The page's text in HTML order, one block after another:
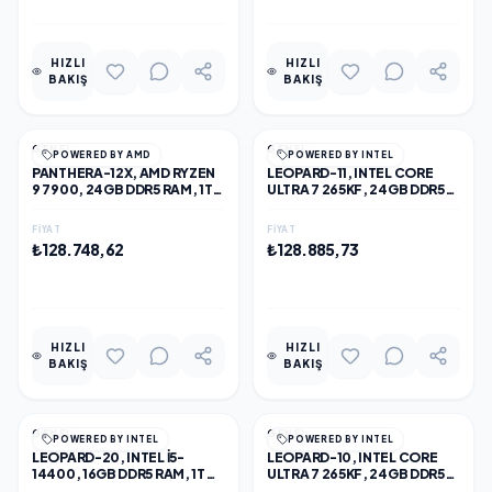
HIZLI
BAKIŞ
HIZLI
BAKIŞ
POWERED BY AMD
GENEL
PANTHERA-12X, AMD RYZEN
9 7900, 24GB DDR5 RAM, 1TB
RTX5070TI EKRAN KARTI,
FIYAT
₺128.748,62
HIZLI
BAKIŞ
POWERED BY INTEL
GENEL
LEOPARD-11, INTEL CORE
ULTRA 7 265KF, 24GB DDR5
GDDR7 RTX5070TI EKRAN
PAKET
FIYAT
₺128.885,73
HIZLI
BAKIŞ
POWERED BY INTEL
GENEL
LEOPARD-20, INTEL I5-
14400, 16GB DDR5 RAM, 1TB
POWERED BY INTEL
GENEL
LEOPARD-10, INTEL CORE
ULTRA 7 265KF, 24GB DDR5